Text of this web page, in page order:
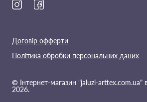
© Інтернет-магазин "jaluzi-arttex.com.ua"
2026.
Договір офферти
Політика обробки персональних даних